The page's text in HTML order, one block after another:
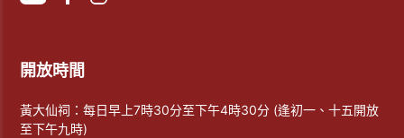
開放時間
黃大仙祠：每日早上7時30分至下午4時30分 (逢初一、十五開放
至下午九時)